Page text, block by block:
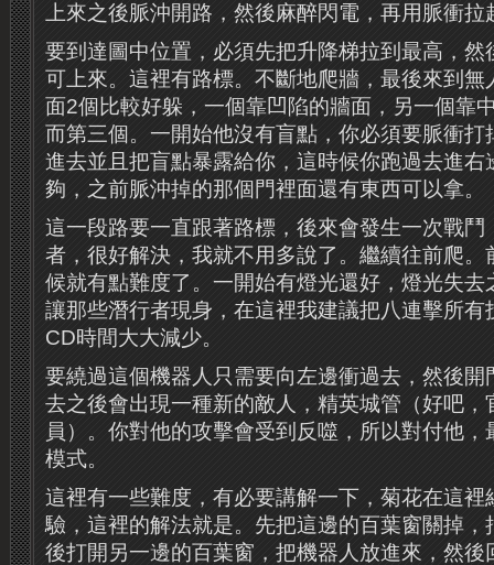
上來之後脈沖開路，然後麻醉閃電，再用脈衝
要到達圖中位置，必須先把升降梯拉到最高，然
可上來。這裡有路標。不斷地爬牆，最後來到無
面2個比較好躲，一個靠凹陷的牆面，另一個靠
而第三個。一開始他沒有盲點，你必須要脈衝打
進去並且把盲點暴露給你，這時候你跑過去進右
夠，之前脈沖掉的那個門裡面還有東西可以拿。
這一段路要一直跟著路標，後來會發生一次戰鬥
者，很好解決，我就不用多說了。繼續往前爬。
候就有點難度了。一開始有燈光還好，燈光失
讓那些潛行者現身，在這裡我建議把八連擊所有
CD時間大大減少。
要繞過這個機器人只需要向左邊衝過去，然後開
去之後會出現一種新的敵人，精英城管（好吧，
員）。你對他的攻擊會受到反噬，所以對付他
模式。
這裡有一些難度，有必要講解一下，菊花在這裡
驗，這裡的解法就是。先把這邊的百葉窗關掉，
後打開另一邊的百葉窗，把機器人放進來，然後